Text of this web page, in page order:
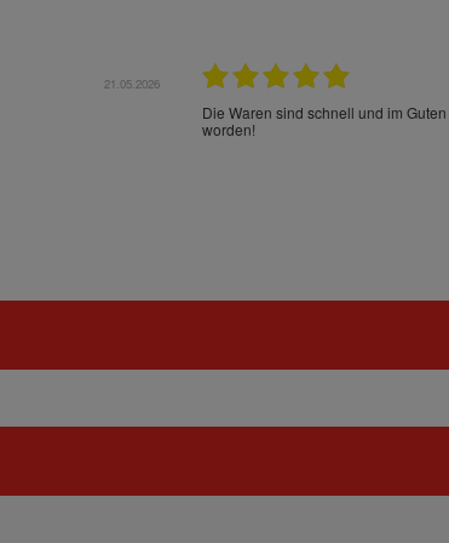
21.05.2026
Die Waren sind schnell und im
worden!